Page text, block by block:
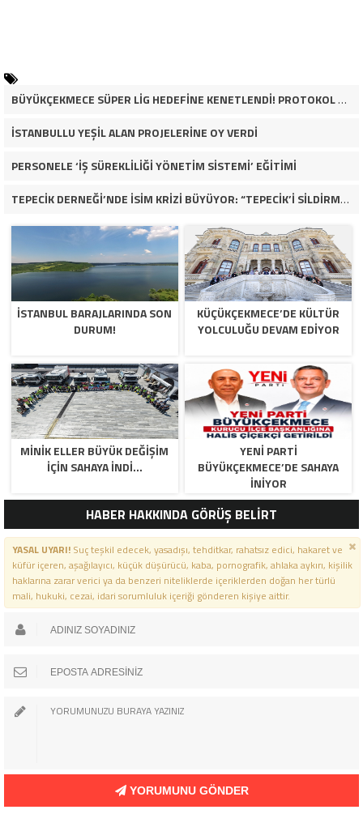
BÜYÜKÇEKMECE SÜPER LİG HEDEFİNE KENETLENDİ! PROTOKOL VE İŞ DÜNYASINDAN BASKETBOL TAKIMINA TAM DESTEK…
İSTANBULLU YEŞİL ALAN PROJELERİNE OY VERDİ
PERSONELE ‘İŞ SÜREKLİLİĞİ YÖNETİM SİSTEMİ’ EĞİTİMİ
TEPECİK DERNEĞİ’NDE İSİM KRİZİ BÜYÜYOR: “TEPECİK’İ SİLDİRMEYECEĞİZ”
İSTANBUL BARAJLARINDA SON
DURUM!
KÜÇÜKÇEKMECE’DE KÜLTÜR
YOLCULUĞU DEVAM EDİYOR
MİNİK ELLER BÜYÜK DEĞİŞİM
İÇİN SAHAYA İNDİ…
YENİ PARTİ
BÜYÜKÇEKMECE’DE SAHAYA
İNİYOR
HABER HAKKINDA GÖRÜŞ BELİRT
YASAL UYARI!Suç teşkil edecek, yasadışı, tehditkar, rahatsız edici, hakaret ve
küfür içeren, aşağılayıcı, küçük düşürücü, kaba, pornografik, ahlaka aykırı, kişilik
haklarına zarar verici ya da benzeri niteliklerde içeriklerden doğan her türlü
mali, hukuki, cezai, idari sorumluluk içeriği gönderen kişiye aittir.
YORUMUNU GÖNDER